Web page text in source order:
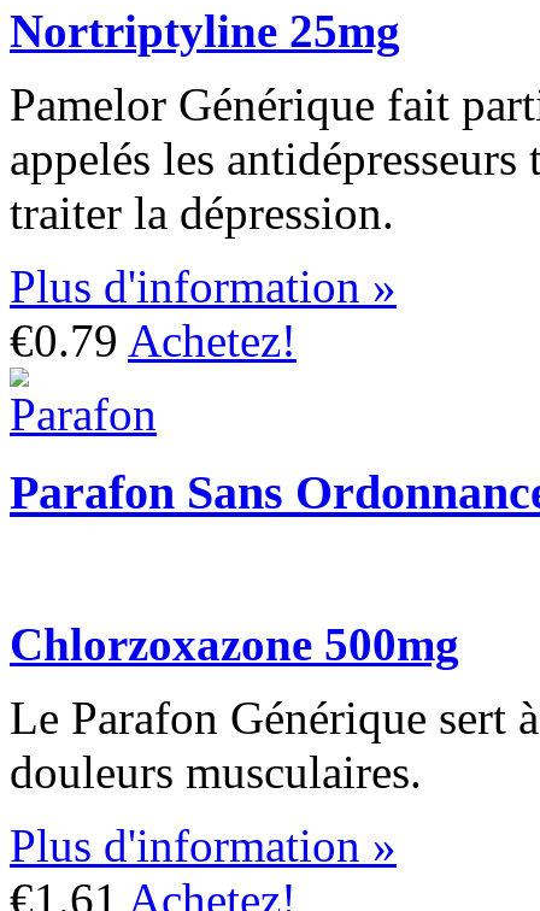
Nortriptyline 25mg
Pamelor Générique fait
appelés les
traiter la dépression.
Plus d'information »
€0.79 Achetez!
Parafon Sans
Chlorzoxazone 500mg
Le Parafon Générique sert
douleurs musculaires.
Plus d'information »
€1.61 Achetez!